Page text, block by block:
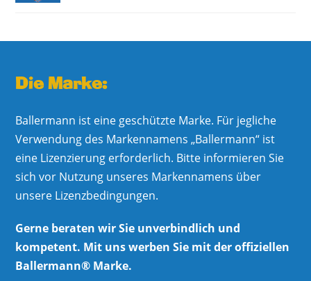
Die Marke:
Ballermann ist eine geschützte Marke. Für jegliche
Verwendung des Markennamens „Ballermann“ ist
eine Lizenzierung erforderlich. Bitte informieren Sie
sich vor Nutzung unseres Markennamens über
unsere Lizenzbedingungen.
Gerne beraten wir Sie unverbindlich und
kompetent. Mit uns werben Sie mit der offiziellen
Ballermann® Marke.